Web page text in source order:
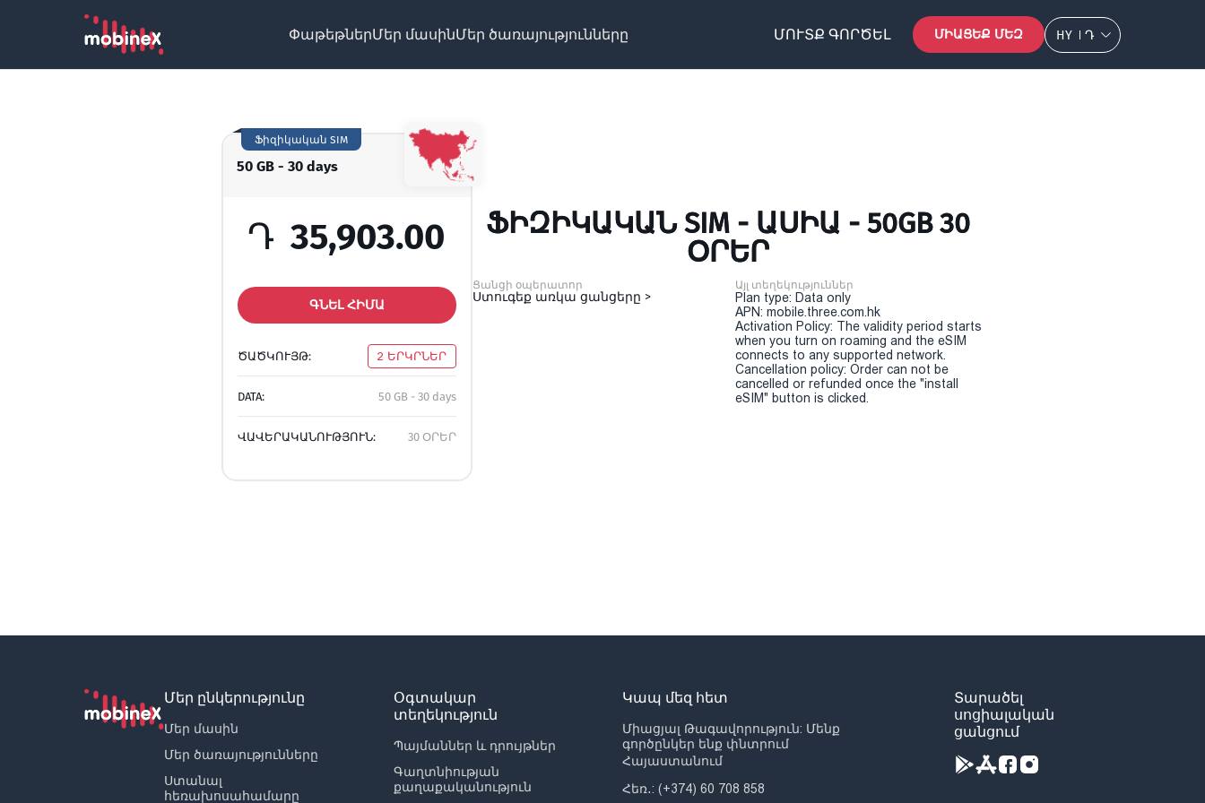
ՓաթեթներՄեր մասինՄեր ծառայությունները ՄՈՒՏՔ ԳՈՐԾԵԼ ՄԻԱՑԵՔ ՄԵԶ HY Դ
50 GB - 30 days
Ֆիզիկական SIM
Դ 35,903.00
ԳՆԵԼ ՀԻՄԱ
ԾԱԾԿՈՒՅԹ: 2 ԵՐԿՐՆԵՐ
DATA: 50 GB - 30 days
ՎԱՎԵՐԱԿԱՆՈՒԹՅՈՒՆ: 30 ՕՐԵՐ
ՖԻԶԻԿԱԿԱՆ SIM - ԱՍԻԱ - 50GB 30
ՕՐԵՐ
Ցանցի օպերատոր
Ստուգեք առկա ցանցերը >
Այլ տեղեկություններ
Plan type: Data only
APN: mobile.three.com.hk
Activation Policy: The validity period starts
when you turn on roaming and the eSIM
connects to any supported network.
Cancellation policy: Order can not be
cancelled or refunded once the "install
eSIM" button is clicked.
Մեր ընկերությունը
Մեր մասին
Մեր ծառայությունները
Ստանալ
հեռախոսահամարը
Օգտակար
տեղեկություն
Պայմաններ և դրույթներ
Գաղտնիության
քաղաքականություն
Կապ մեզ հետ
Միացյալ Թագավորություն: Մենք
գործընկեր ենք փնտրում
Հայաստանում
Հեռ․: (+374) 60 708 858
Տարածել
սոցիալական
ցանցում